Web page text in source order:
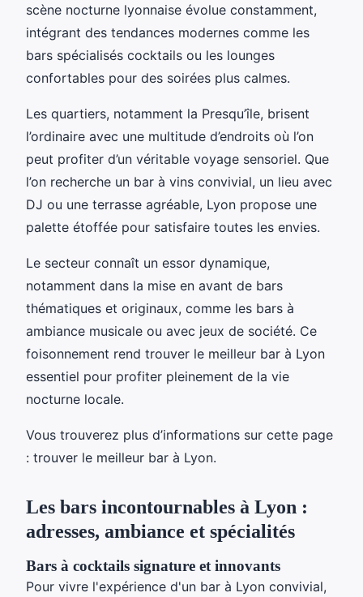
scène nocturne lyonnaise évolue constamment,
intégrant des tendances modernes comme les
bars spécialisés cocktails ou les lounges
confortables pour des soirées plus calmes.
Les quartiers, notamment la Presqu’île, brisent
l’ordinaire avec une multitude d’endroits où l’on
peut profiter d’un véritable voyage sensoriel. Que
l’on recherche un bar à vins convivial, un lieu avec
DJ ou une terrasse agréable, Lyon propose une
palette étoffée pour satisfaire toutes les envies.
Le secteur connaît un essor dynamique,
notamment dans la mise en avant de bars
thématiques et originaux, comme les bars à
ambiance musicale ou avec jeux de société. Ce
foisonnement rend trouver le meilleur bar à Lyon
essentiel pour profiter pleinement de la vie
nocturne locale.
Vous trouverez plus d’informations sur cette page
: trouver le meilleur bar à Lyon.
Les bars incontournables à Lyon :
adresses, ambiance et spécialités
Bars à cocktails signature et innovants
Pour vivre l'expérience d'un bar à Lyon convivial,